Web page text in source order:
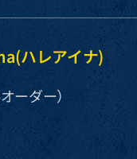
ハレアイナ)
ーダー）